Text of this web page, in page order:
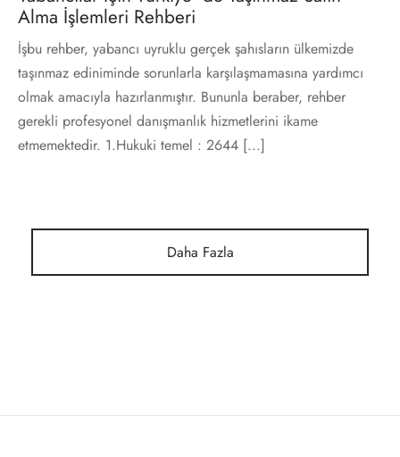
Alma İşlemleri Rehberi
İşbu rehber, yabancı uyruklu gerçek şahısların ülkemizde
taşınmaz ediniminde sorunlarla karşılaşmamasına yardımcı
olmak amacıyla hazırlanmıştır. Bununla beraber, rehber
gerekli profesyonel danışmanlık hizmetlerini ikame
etmemektedir. 1.Hukuki temel : 2644 [...]
Daha Fazla